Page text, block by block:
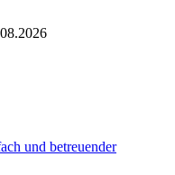
und betreuender